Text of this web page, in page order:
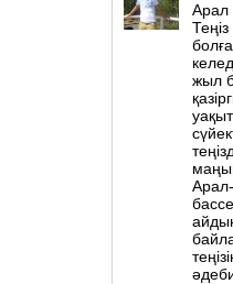
Арал
жыл